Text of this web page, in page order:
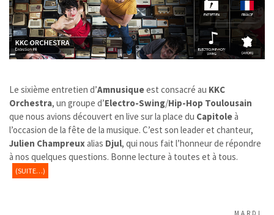
Le sixième entretien d’Amnusiqueest consacré au KKC
Orchestra, un groupe d’Electro-Swing/Hip-Hop Toulousain
que nous avions découvert en live sur la place du Capitoleà
l’occasion de la fête de la musique. C’est son leader et chanteur,
Julien Champreux alias Djul, qui nous fait l’honneur de répondre
à nos quelques questions. Bonne lecture à toutes et à tous.
(SUITE…)
MARDI